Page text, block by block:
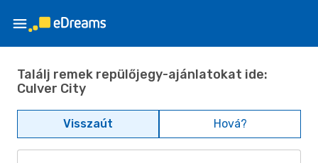
Találj remek repülőjegy-ajánlatokat ide:
Culver City
Visszaút Hová?